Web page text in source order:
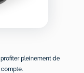
pleinement de